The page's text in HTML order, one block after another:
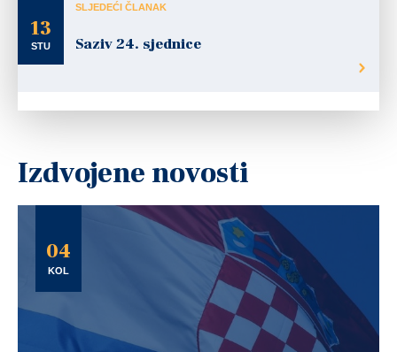
13
STU
SLJEDEĆI ČLANAK
Saziv 24. sjednice
Izdvojene novosti
04
KOL